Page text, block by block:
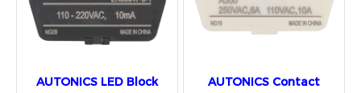
AUTONICS LED Block
AUTONICS Contact